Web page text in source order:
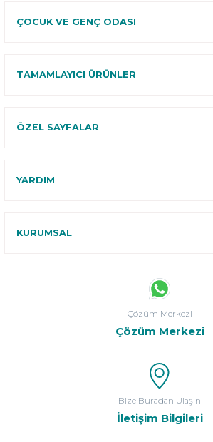
ÇOCUK VE GENÇ ODASI
TAMAMLAYICI ÜRÜNLER
ÖZEL SAYFALAR
YARDIM
KURUMSAL
Çözüm Merkezi
Çözüm Merkezi
Bize Buradan Ulaşın
İletişim Bilgileri